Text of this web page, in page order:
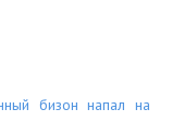
бизон напал на